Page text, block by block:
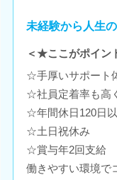
未経験から人生
＜★ここがポイン
☆手厚いサポート
☆社員定着率も高
☆年間休日120日
☆土日祝休み
☆賞与年2回支給
働きやすい環境で